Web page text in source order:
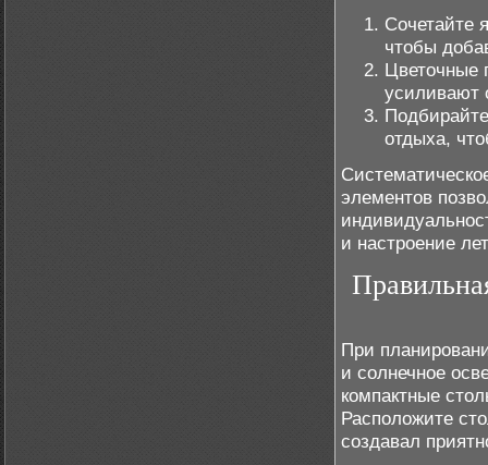
Сочетайте
чтобы
Цветочные
усиливают
отдыха,
элементов
и настроение
При
и солнечное
компактные
Расположите
создавал